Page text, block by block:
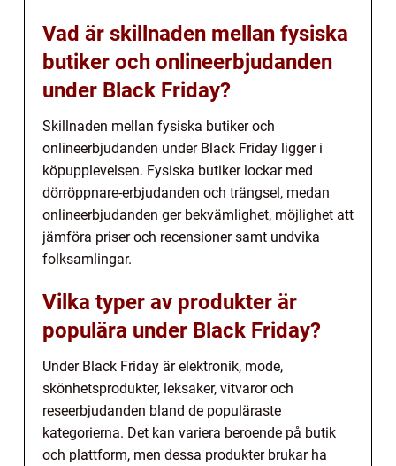
Vad är skillnaden mellan fysiska
butiker och onlineerbjudanden
under Black Friday?
Skillnaden mellan fysiska butiker och
onlineerbjudanden under Black Friday ligger i
köpupplevelsen. Fysiska butiker lockar med
dörröppnare-erbjudanden och trängsel, medan
onlineerbjudanden ger bekvämlighet, möjlighet att
jämföra priser och recensioner samt undvika
folksamlingar.
Vilka typer av produkter är
populära under Black Friday?
Under Black Friday är elektronik, mode,
skönhetsprodukter, leksaker, vitvaror och
reseerbjudanden bland de populäraste
kategorierna. Det kan variera beroende på butik
och plattform, men dessa produkter brukar ha